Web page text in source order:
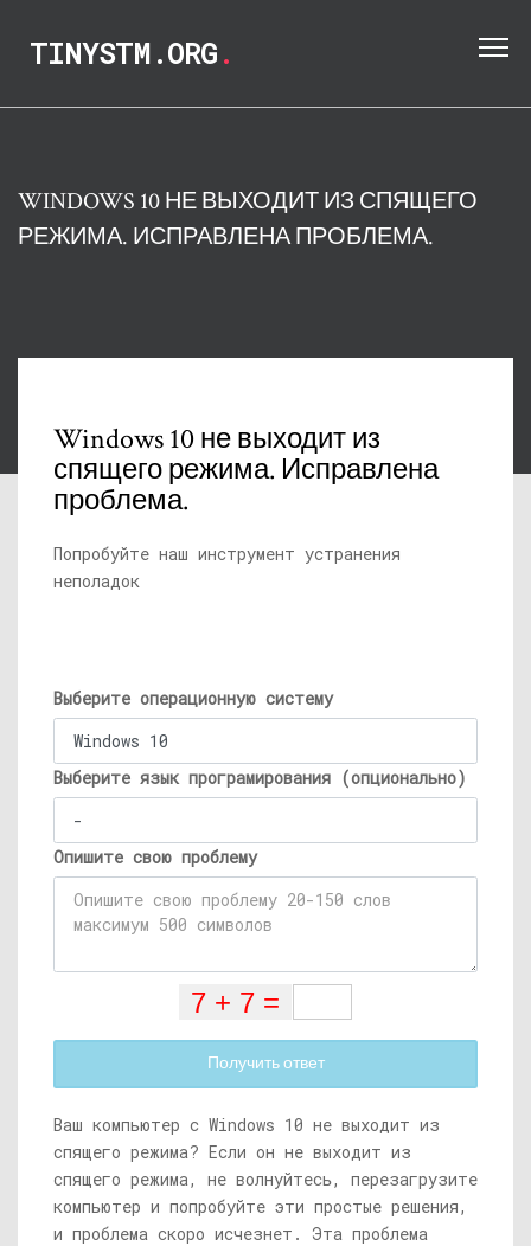
TINYSTM.ORG.
WINDOWS 10 НЕ ВЫХОДИТ ИЗ СПЯЩЕГО
РЕЖИМА. ИСПРАВЛЕНА ​​ПРОБЛЕМА.
Windows 10 не выходит из
спящего режима. Исправлена ​​
проблема.
Попробуйте наш инструмент устранения
неполадок
Выберите операционную систему
Выберите язык програмирования (опционально)
Опишите свою проблему
Получить ответ
Ваш компьютер с Windows 10 не выходит из
спящего режима? Если он не выходит из
спящего режима, не волнуйтесь, перезагрузите
компьютер и попробуйте эти простые решения,
и проблема скоро исчезнет. Эта проблема